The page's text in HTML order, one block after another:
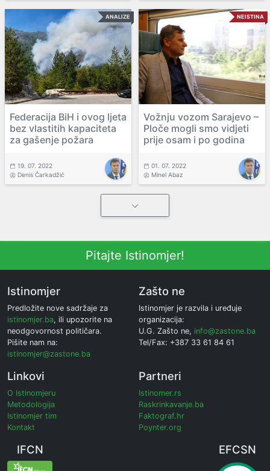
ANALIZE
Federacija BiH i ovog ljeta
bez vlastitih kapaciteta
za gašenje požara
19. 07. 2022
Denis Čarkadžić
NEISTINA
Vožnju vozom Sarajevo –
Ploče mogli smo vidjeti
prije osam i po godina
01. 07. 2022
Minel Abaz
Pitajte Istinomjer!
Istinomjer
Predložite nove sadržaje za
istinomjer.ba, ili upozorite na
neodgovornost političara.
Pišite nam na:
istinomjer@zastone.ba
Zašto ne
Istinomjer je razvila i uređuje
organizacija:
U.G. Zašto ne, info@zastone.ba
Tel/Fax: +387 33 61 84 61
Linkovi
O Istinomjeru
Metodologija
Istinomjer tim
Kontakt
Partneri
Istinomer.rs
Raskrinkavanje.ba
Faktograf.hr
Poynter.org
IFCN EFCSN